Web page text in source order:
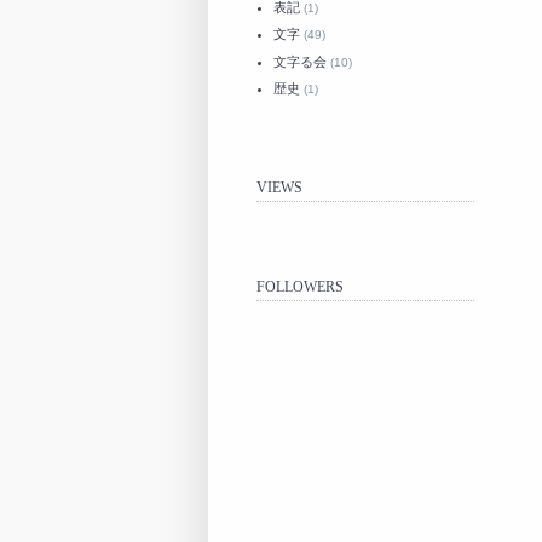
表記 (1)
文字 (49)
文字る会 (10)
歴史 (1)
VIEWS
FOLLOWERS